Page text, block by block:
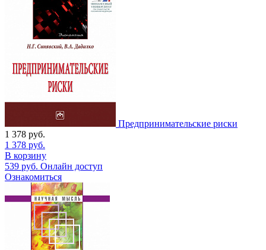
Предпринимательские риски
1 378 руб.
1 378 руб.
В корзину
539 руб. Онлайн доступ
Ознакомиться